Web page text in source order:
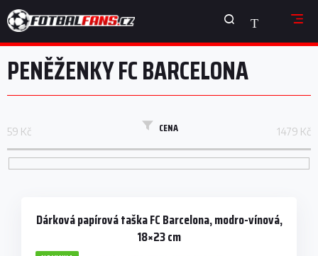
na
obsah
NÁKUPNÍ
KOŠÍK
PENĚŽENKY FC BARCELONA
CENA
59 Kč 1479 Kč
Dárková papírová taška FC Barcelona, modro-vínová,
18×23 cm